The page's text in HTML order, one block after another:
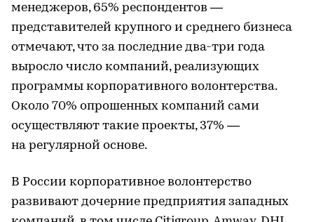
менеджеров, 65% респондентов —
представителей крупного и среднего бизнеса
отмечают, что за последние два-три года
выросло число компаний, реализующих
программы корпоративного волонтерства.
Около 70% опрошенных компаний сами
осуществляют такие проекты, 37% —
на регулярной основе.
В России корпоративное волонтерство
развивают дочерние предприятия западных